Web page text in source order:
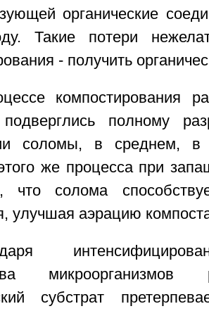
органические
Такие потери
- получить
компостирования
полному
соломы, в среднем,
же процесса при
что солома
улучшая аэрацию
микроорганизмов
субстрат